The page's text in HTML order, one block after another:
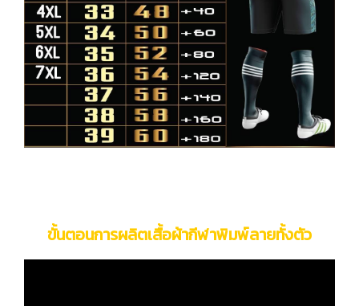
ขั้นตอนการผลิตเสื้อผ้ากีฬาพิมพ์ลายทั้งตัว